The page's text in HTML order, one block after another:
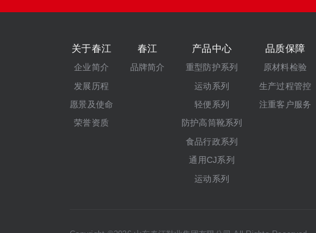
关于春江
企业简介
发展历程
愿景及使命
荣誉资质
春江
品牌简介
产品中心
重型防护系列
运动系列
轻便系列
防护高筒靴系列
食品行政系列
通用CJ系列
运动系列
品质保障
原材料检验
生产过程管控
注重客户服务